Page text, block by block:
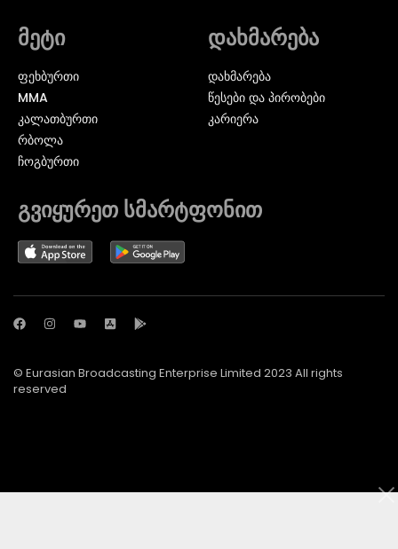
მეტი
ᲤᲔᲮᲑᲣᲠᲗᲘ
MMA
ᲙᲐᲚᲐᲗᲑᲣᲠᲗᲘ
ᲠᲑᲝᲚᲐ
ᲩᲝᲒᲑᲣᲠᲗᲘ
დახმარება
დახმარება
წესები და პირობები
კარიერა
გვიყურეთ სმარტფონით
© Eurasian Broadcasting Enterprise Limited 2023 All rights
reserved